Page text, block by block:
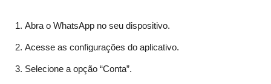
Abra o WhatsApp no seu dispositivo.
Acesse as configurações do aplicativo.
Selecione a opção “Conta”.